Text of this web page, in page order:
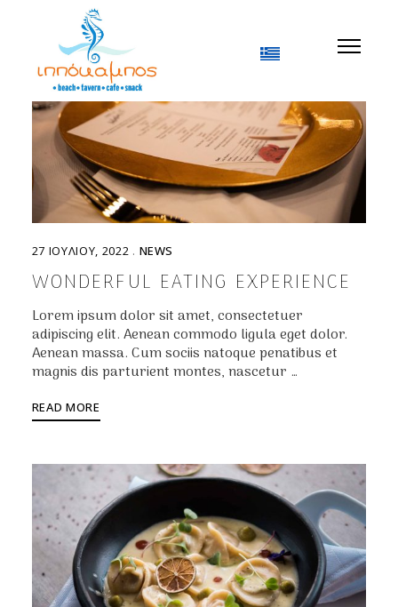
27 ΙΟΥΛΊΟΥ, 2022 NEWS
WONDERFUL EATING EXPERIENCE
Lorem ipsum dolor sit amet, consectetuer
adipiscing elit. Aenean commodo ligula eget dolor.
Aenean massa. Cum sociis natoque penatibus et
magnis dis parturient montes, nascetur …
READ MORE